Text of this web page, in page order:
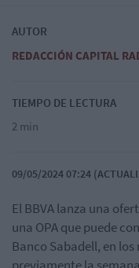
AUTOR
REDACCIÓN CAPITAL
TIEMPO DE LECTURA
2 min
09/05/2024 07:24
El BBVA lanza una
una OPA que puede
Banco Sabadell, en